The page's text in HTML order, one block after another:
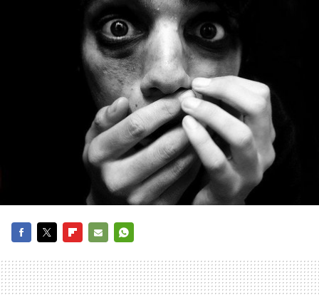
MAIL